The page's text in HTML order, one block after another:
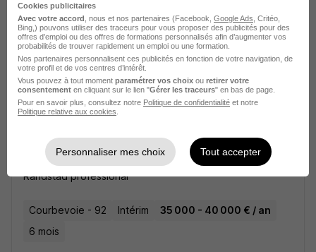
6 mois
Voir l’offre
il y a 2 jours
Chargé de Relations Sociales H/F
Randstad professional
Courbevoie - 92 Intérim
35 000 - 40 000 € / an
6 mois
Cookies publicitaires
Avec votre accord , nous et nos partenaires (Facebook, Google Ads , Critéo,
Bing,) pouvons utiliser des traceurs pour vous proposer des publicités pour des
offres d’emploi ou des offres de formations personnalisés afin d’augmenter vos
probabilités de trouver rapidement un emploi ou une formation.
Nos partenaires personnalisent ces publicités en fonction de votre navigation, de
votre profil et de vos centres d’intérêt.
Vous pouvez à tout moment paramétrer vos choix ou retirer votre
consentement en cliquant sur le lien "Gérer les traceurs" en bas de page.
Pour en savoir plus, consultez notre Politique de confidentialité et notre
Politique relative aux cookies
Personnaliser mes choix Tout accepter